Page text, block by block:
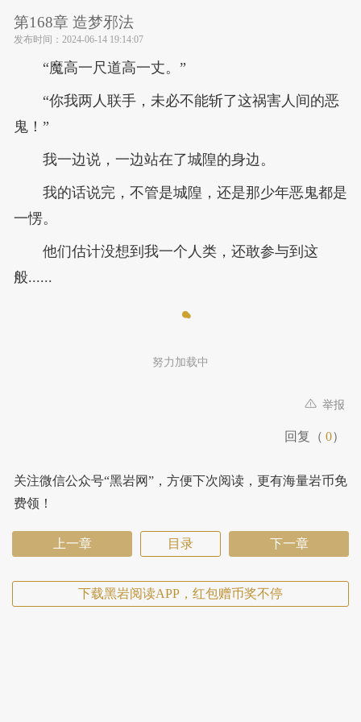
第168章 造梦邪法
发布时间： 2024-06-14 19:14:07
“魔高一尺道高一丈。”
“你我两人联手，未必不能斩了这祸害人间的恶
鬼！”
我一边说，一边站在了城隍的身边。
我的话说完，不管是城隍，还是那少年恶鬼都是
一愣。
他们估计没想到我一个人类，还敢参与到这
般......
努力加载中
举报
回复（ 0）
关注微信公众号“黑岩网”，方便下次阅读，更有海量岩币免
费领！
上一章 目录 下一章
下载黑岩阅读APP，红包赠币奖不停